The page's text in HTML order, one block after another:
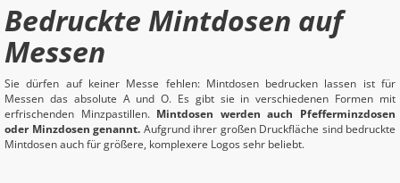
Bedruckte Mintdosen auf
Messen
Sie dürfen auf keiner Messe fehlen: Mintdosen bedrucken lassen ist für
Messen das absolute A und O. Es gibt sie in verschiedenen Formen mit
erfrischenden Minzpastillen. Mintdosen werden auch Pfefferminzdosen
oder Minzdosen genannt. Aufgrund ihrer großen Druckfläche sind bedruckte
Mintdosen auch für größere, komplexere Logos sehr beliebt.